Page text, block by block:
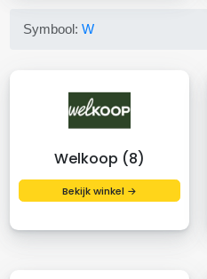
Symbool:W
Welkoop (8)
Bekijk winkel →